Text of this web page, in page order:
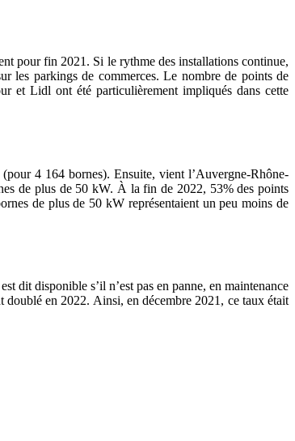
pour fin 2021. Si le rythme des installations continue,
les parkings de commerces. Le nombre de points de
et Lidl ont été particulièrement impliqués dans cette
4 164 bornes). Ensuite, vient l’Auvergne-Rhône-
de plus de 50 kW. À la fin de 2022, 53% des points
de plus de 50 kW représentaient un peu moins de
dit disponible s’il n’est pas en panne, en maintenance
doublé en 2022. Ainsi, en décembre 2021, ce taux était